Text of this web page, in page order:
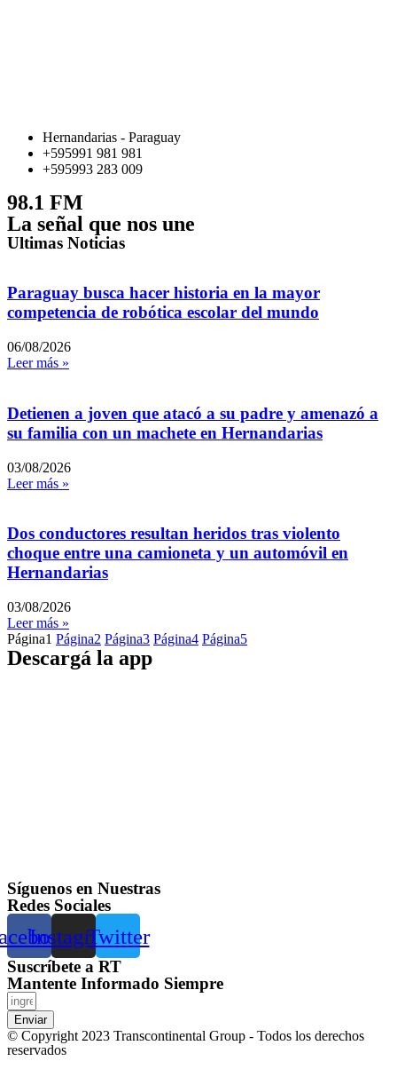
Hernandarias - Paraguay
+595991 981 981
+595993 283 009
98.1 FM
La señal que nos une
Ultimas Noticias
Paraguay busca hacer historia en la mayor
competencia de robótica escolar del mundo
06/08/2026
Leer más »
Detienen a joven que atacó a su padre y amenazó a
su familia con un machete en Hernandarias
03/08/2026
Leer más »
Dos conductores resultan heridos tras violento
choque entre una camioneta y un automóvil en
Hernandarias
03/08/2026
Leer más »
Página1 Página2 Página3 Página4 Página5
Descargá la app
Síguenos en Nuestras
Redes Sociales
InstagramTwitter
Suscríbete a RT
Mantente Informado Siempre
Enviar
© Copyright 2023 Transcontinental Group - Todos los derechos
reservados